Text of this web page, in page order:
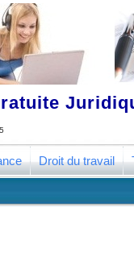
Droit du travail